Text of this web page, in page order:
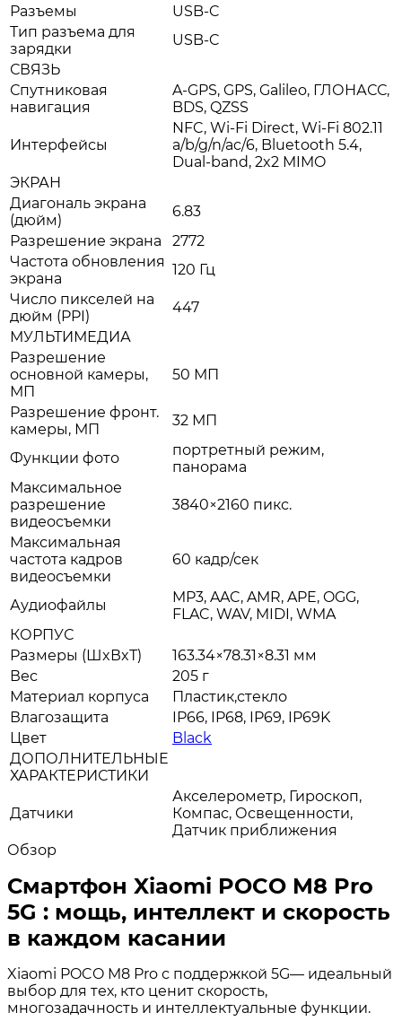
Разъемы
USB-C
Тип разъема для
зарядки
USB-C
СВЯЗЬ
Спутниковая
навигация
A-GPS, GPS, Galileo, ГЛОНАСС,
BDS, QZSS
Интерфейсы
NFC, Wi-Fi Direct, Wi-Fi 802.11
a/b/g/n/ac/6, Bluetooth 5.4,
Dual-band, 2x2 MIMO
ЭКРАН
Диагональ экрана
(дюйм)
6.83
Разрешение экрана
2772
Частота обновления
экрана
120 Гц
Число пикселей на
дюйм (PPI)
447
МУЛЬТИМЕДИА
Разрешение
основной камеры,
МП
50 МП
Разрешение фронт.
камеры, МП
32 МП
Функции фото
портретный режим,
панорама
Максимальное
разрешение
видеосъемки
3840×2160 пикс.
Максимальная
частота кадров
видеосъемки
60 кадр/сек
Аудиофайлы
MP3, AAC, AMR, APE, OGG,
FLAC, WAV, MIDI, WMA
КОРПУС
Размеры (ШxВxТ)
163.34×78.31×8.31 мм
Вес
205 г
Материал корпуса
Пластик,стекло
Влагозащита
IP66, IP68, IP69, IP69K
Цвет
Black
ДОПОЛНИТЕЛЬНЫЕ
ХАРАКТЕРИСТИКИ
Датчики
Акселерометр, Гироскоп,
Компас, Освещенности,
Датчик приближения
Обзор
Смартфон Xiaomi POCO M8 Pro
5G : мощь, интеллект и скорость
в каждом касании
Xiaomi POCO M8 Pro с поддержкой 5G— идеальный
выбор для тех, кто ценит скорость,
многозадачность и интеллектуальные функции.